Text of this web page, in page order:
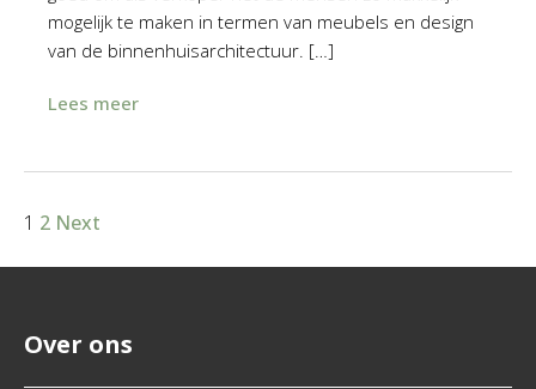
mogelijk te maken in termen van meubels en design
van de binnenhuisarchitectuur. […]
Lees meer
1 2 Next
Over ons